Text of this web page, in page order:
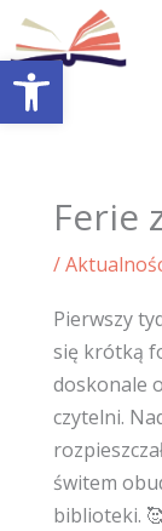
Otwórz pasek narzędzi
Przejdź
do
treści
Ferie
/
Pierwszy
się krótką
doskonale
czytelni.
świtem
biblioteki.